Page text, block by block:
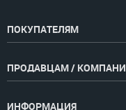
ПОКУПАТЕЛЯМ
ПРОДАВЦАМ /
ИНФОРМАЦИЯ